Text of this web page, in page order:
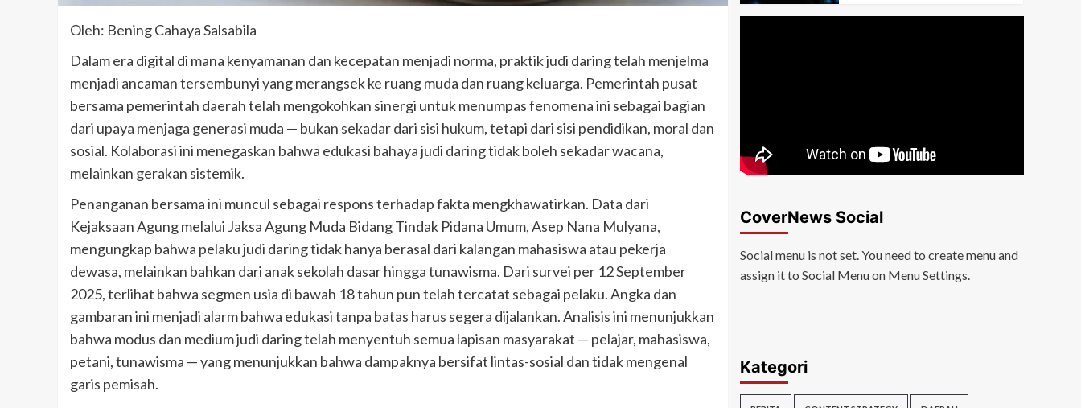
Oleh: Bening Cahaya Salsabila
Dalam era digital di mana kenyamanan dan kecepatan menjadi norma, praktik judi daring telah menjelma
menjadi ancaman tersembunyi yang merangsek ke ruang muda dan ruang keluarga. Pemerintah pusat
bersama pemerintah daerah telah mengokohkan sinergi untuk menumpas fenomena ini sebagai bagian
dari upaya menjaga generasi muda — bukan sekadar dari sisi hukum, tetapi dari sisi pendidikan, moral dan
sosial. Kolaborasi ini menegaskan bahwa edukasi bahaya judi daring tidak boleh sekadar wacana,
melainkan gerakan sistemik.
Penanganan bersama ini muncul sebagai respons terhadap fakta mengkhawatirkan. Data dari
Kejaksaan Agung melalui Jaksa Agung Muda Bidang Tindak Pidana Umum, Asep Nana Mulyana,
mengungkap bahwa pelaku judi daring tidak hanya berasal dari kalangan mahasiswa atau pekerja
dewasa, melainkan bahkan dari anak sekolah dasar hingga tunawisma. Dari survei per 12 September
2025, terlihat bahwa segmen usia di bawah 18 tahun pun telah tercatat sebagai pelaku. Angka dan
gambaran ini menjadi alarm bahwa edukasi tanpa batas harus segera dijalankan. Analisis ini menunjukkan
bahwa modus dan medium judi daring telah menyentuh semua lapisan masyarakat — pelajar, mahasiswa,
petani, tunawisma — yang menunjukkan bahwa dampaknya bersifat lintas-sosial dan tidak mengenal
garis pemisah.
CoverNews Social
Social menu is not set. You need to create menu and
assign it to Social Menu on Menu Settings.
Kategori